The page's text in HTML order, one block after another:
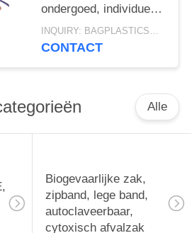
ondergoed, individueel
ingepakt, algemene
maat voor
INQUIRY: BAGPLASTICS@GMAIL.COM MOQ:WhatsApp: +8613780964661
CONTACT
Alle
Biogevaarlijke zak,
zipband, lege band,
autoclaveerbaar,
cytoxisch afvalzak